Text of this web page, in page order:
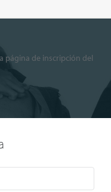
página de inscripción del